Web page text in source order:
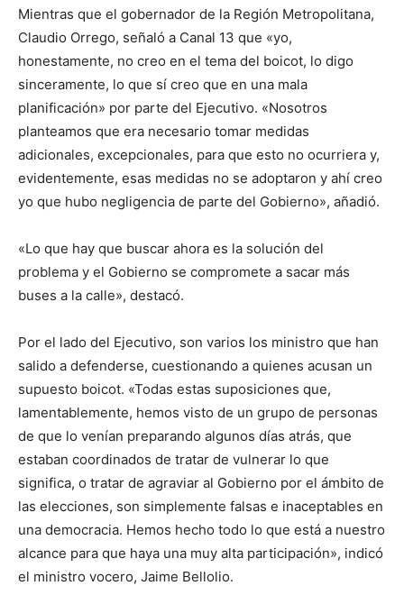
Mientras que el gobernador de la Región Metropolitana,
Claudio Orrego, señaló a Canal 13 que «yo,
honestamente, no creo en el tema del boicot, lo digo
sinceramente, lo que sí creo que en una mala
planificación» por parte del Ejecutivo. «Nosotros
planteamos que era necesario tomar medidas
adicionales, excepcionales, para que esto no ocurriera y,
evidentemente, esas medidas no se adoptaron y ahí creo
yo que hubo negligencia de parte del Gobierno», añadió.
«Lo que hay que buscar ahora es la solución del
problema y el Gobierno se compromete a sacar más
buses a la calle», destacó.
Por el lado del Ejecutivo, son varios los ministro que han
salido a defenderse, cuestionando a quienes acusan un
supuesto boicot. «Todas estas suposiciones que,
lamentablemente, hemos visto de un grupo de personas
de que lo venían preparando algunos días atrás, que
estaban coordinados de tratar de vulnerar lo que
significa, o tratar de agraviar al Gobierno por el ámbito de
las elecciones, son simplemente falsas e inaceptables en
una democracia. Hemos hecho todo lo que está a nuestro
alcance para que haya una muy alta participación», indicó
el ministro vocero, Jaime Bellolio.